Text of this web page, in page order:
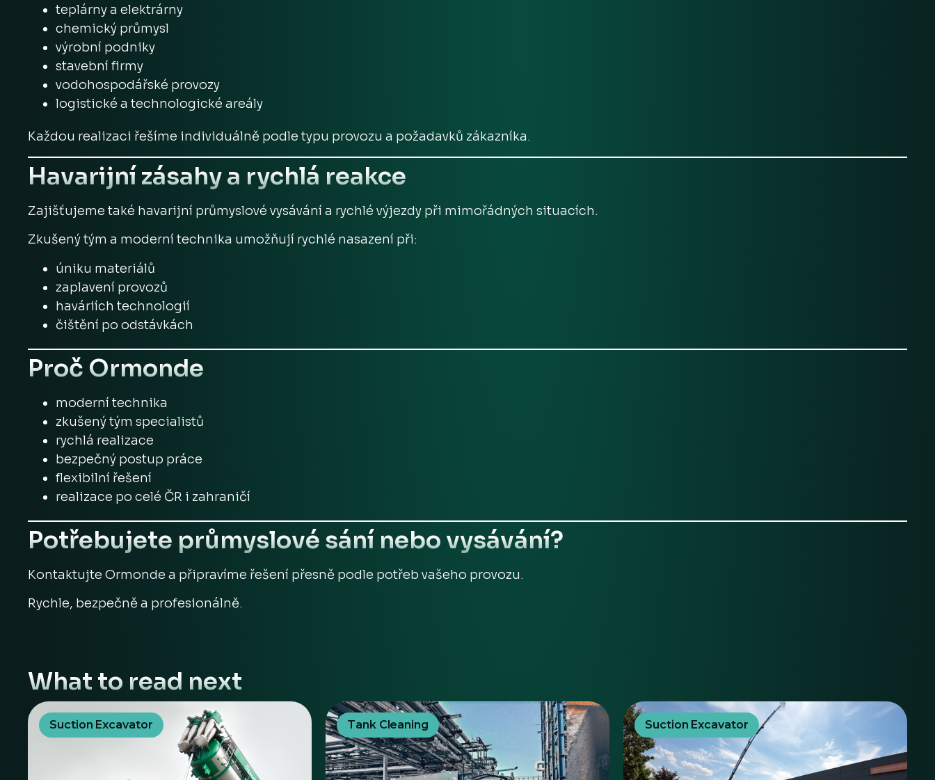
teplárny a elektrárny
chemický průmysl
výrobní podniky
stavební firmy
vodohospodářské provozy
logistické a technologické areály
Každou realizaci řešíme individuálně podle typu provozu a požadavků zákazníka.
Havarijní zásahy a rychlá reakce
Zajišťujeme také havarijní průmyslové vysávání a rychlé výjezdy při mimořádných situacích.
Zkušený tým a moderní technika umožňují rychlé nasazení při:
úniku materiálů
zaplavení provozů
haváriích technologií
čištění po odstávkách
Proč Ormonde
moderní technika
zkušený tým specialistů
rychlá realizace
bezpečný postup práce
flexibilní řešení
realizace po celé ČR i zahraničí
Potřebujete průmyslové sání nebo vysávání?
Kontaktujte Ormonde a připravíme řešení přesně podle potřeb vašeho provozu.
Rychle, bezpečně a profesionálně.
What to read next
Suction Excavator Tank Cleaning Suction Excavator